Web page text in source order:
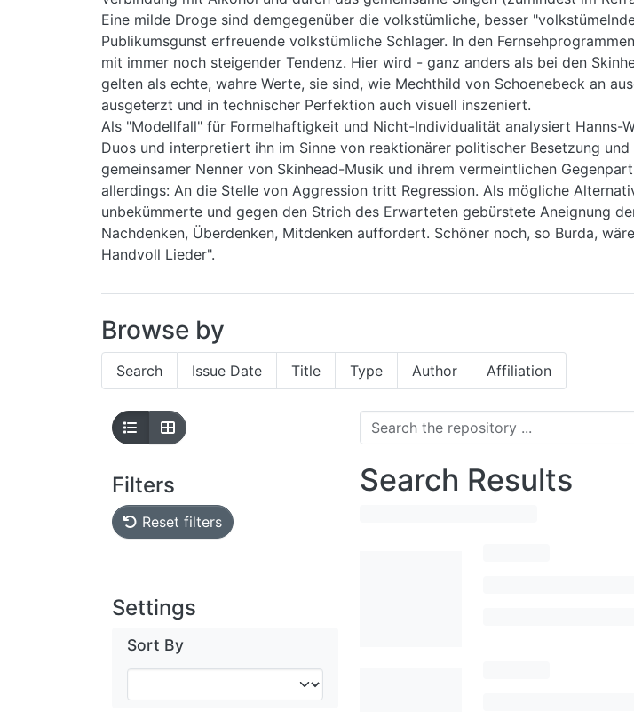
Eine milde Droge sind demgegenüber die volkstümliche, besser
Publikumsgunst erfreuende volkstümliche Schlager. In den
mit immer noch steigender Tendenz. Hier wird - ganz anders als bei den
gelten als echte, wahre Werte, sie sind, wie Mechthild von Schoenebeck an
ausgeterzt und in technischer Perfektion auch visuell inszeniert.
Als "Modellfall" für Formelhaftigkeit und Nicht-Individualität analysiert Hanns-
Duos und interpretiert ihn im Sinne von reaktionärer politischer Besetzung
gemeinsamer Nenner von Skinhead-Musik und ihrem vermeintlichen
allerdings: An die Stelle von Aggression tritt Regression. Als mögliche
unbekümmerte und gegen den Strich des Erwarteten gebürstete Aneignung
Nachdenken, Überdenken, Mitdenken auffordert. Schöner noch, so Burda,
Handvoll Lieder".
Browse by
Search Issue Date Title Type Author Affiliation
Filters
Reset filters
Settings
Sort By
Search Results